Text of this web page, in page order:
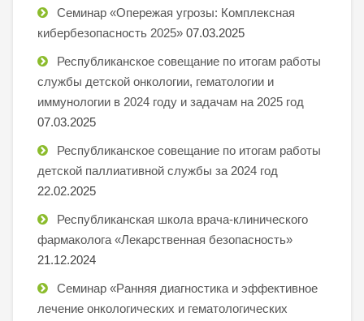
Семинар «Опережая угрозы: Комплексная
кибербезопасность 2025» 07.03.2025
Республиканское совещание по итогам работы
службы детской онкологии, гематологии и
иммунологии в 2024 году и задачам на 2025 год
07.03.2025
Республиканское совещание по итогам работы
детской паллиативной службы за 2024 год
22.02.2025
Республиканская школа врача-клинического
фармаколога «Лекарственная безопасность»
21.12.2024
Семинар «Ранняя диагностика и эффективное
лечение онкологических и гематологических